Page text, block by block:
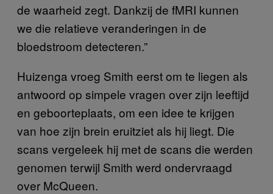
de waarheid zegt. Dankzij de fMRI kunnen
we die relatieve veranderingen in de
bloedstroom detecteren.”
Huizenga vroeg Smith eerst om te liegen als
antwoord op simpele vragen over zijn leeftijd
en geboorteplaats, om een idee te krijgen
van hoe zijn brein eruitziet als hij liegt. Die
scans vergeleek hij met de scans die werden
genomen terwijl Smith werd ondervraagd
over McQueen.